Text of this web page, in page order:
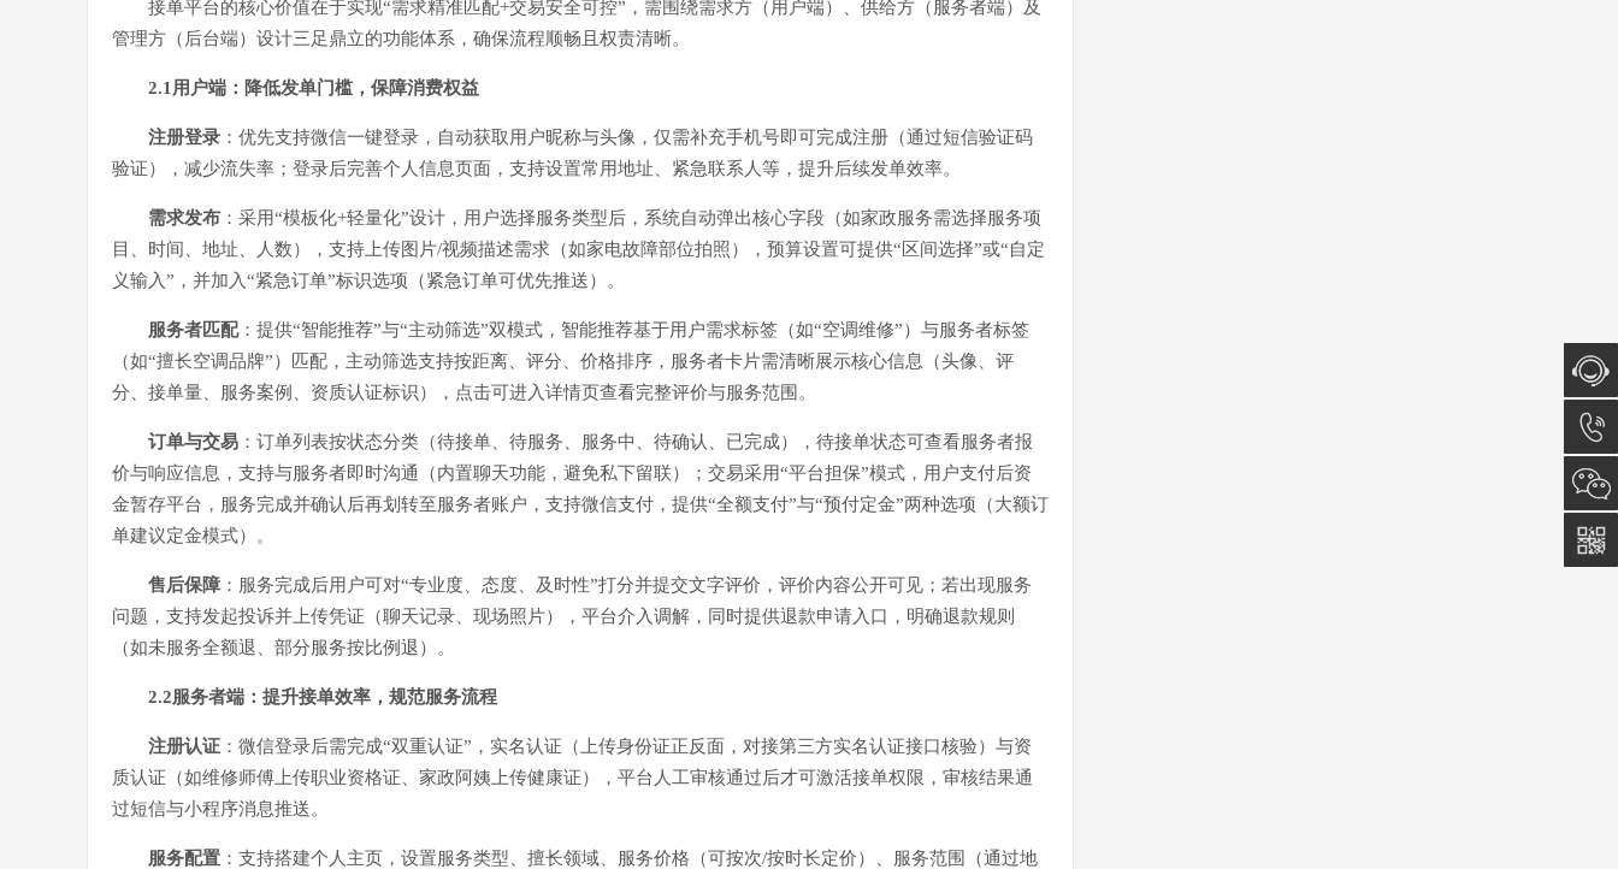
接单平台的核心价值在于实现“需求精准匹配+交易安全可控”，需围绕需求方（用户端）、供给方（服务者端）及
管理方（后台端）设计三足鼎立的功能体系，确保流程顺畅且权责清晰。
2.1用户端：降低发单门槛，保障消费权益
注册登录 ：优先支持微信一键登录，自动获取用户昵称与头像，仅需补充手机号即可完成注册（通过短信验证码
验证），减少流失率；登录后完善个人信息页面，支持设置常用地址、紧急联系人等，提升后续发单效率。
需求发布 ：采用“模板化+轻量化”设计，用户选择服务类型后，系统自动弹出核心字段（如家政服务需选择服务项
目、时间、地址、人数），支持上传图片/视频描述需求（如家电故障部位拍照），预算设置可提供“区间选择”或“自定
义输入”，并加入“紧急订单”标识选项（紧急订单可优先推送）。
服务者匹配：提供“智能推荐”与“主动筛选”双模式，智能推荐基于用户需求标签（如“空调维修”）与服务者标签
（如“擅长空调品牌”）匹配，主动筛选支持按距离、评分、价格排序，服务者卡片需清晰展示核心信息（头像、评
分、接单量、服务案例、资质认证标识），点击可进入详情页查看完整评价与服务范围。
订单与交易 ：订单列表按状态分类（待接单、待服务、服务中、待确认、已完成），待接单状态可查看服务者报
价与响应信息，支持与服务者即时沟通（内置聊天功能，避免私下留联）；交易采用“平台担保”模式，用户支付后资
金暂存平台，服务完成并确认后再划转至服务者账户，支持微信支付，提供“全额支付”与“预付定金”两种选项（大额订
单建议定金模式）。
售后保障 ：服务完成后用户可对“专业度、态度、及时性”打分并提交文字评价，评价内容公开可见；若出现服务
问题，支持发起投诉并上传凭证（聊天记录、现场照片），平台介入调解，同时提供退款申请入口，明确退款规则
（如未服务全额退、部分服务按比例退）。
2.2服务者端：提升接单效率，规范服务流程
注册认证 ：微信登录后需完成“双重认证”，实名认证（上传身份证正反面，对接第三方实名认证接口核验）与资
质认证（如维修师傅上传职业资格证、家政阿姨上传健康证），平台人工审核通过后才可激活接单权限，审核结果通
过短信与小程序消息推送。
服务配置 ：支持搭建个人主页，设置服务类型、擅长领域、服务价格（可按次/按时长定价）、服务范围（通过地
在线咨
询
023-
6153-